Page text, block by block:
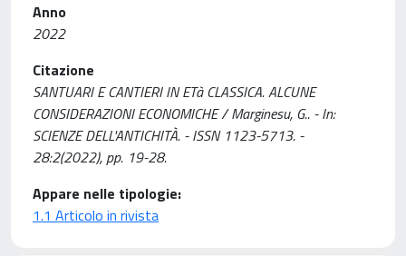
Anno
2022
Citazione
SANTUARI E CANTIERI IN ETà CLASSICA. ALCUNE
CONSIDERAZIONI ECONOMICHE / Marginesu, G.. - In:
SCIENZE DELL'ANTICHITÀ. - ISSN 1123-5713. -
28:2(2022), pp. 19-28.
Appare nelle tipologie:
1.1 Articolo in rivista